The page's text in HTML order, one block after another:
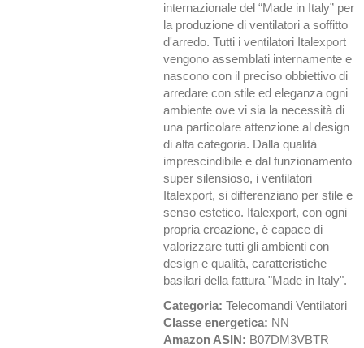
internazionale del “Made in Italy” per
la produzione di ventilatori a soffitto
d'arredo. Tutti i ventilatori Italexport
vengono assemblati internamente e
nascono con il preciso obbiettivo di
arredare con stile ed eleganza ogni
ambiente ove vi sia la necessità di
una particolare attenzione al design
di alta categoria. Dalla qualità
imprescindibile e dal funzionamento
super silensioso, i ventilatori
Italexport, si differenziano per stile e
senso estetico. Italexport, con ogni
propria creazione, è capace di
valorizzare tutti gli ambienti con
design e qualità, caratteristiche
basilari della fattura "Made in Italy".
Categoria:Telecomandi Ventilatori
Classe energetica: NN
Amazon ASIN: B07DM3VBTR